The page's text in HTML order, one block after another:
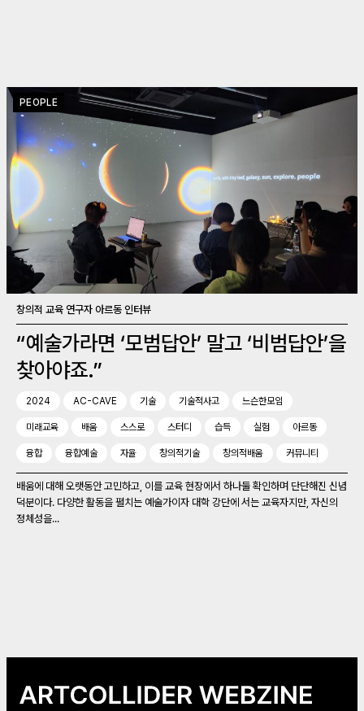
PEOPLE
창의적 교육 연구자 아르동 인터뷰
“예술가라면 ‘모범답안’ 말고 ‘비범답안’을
찾아야죠.”
2024 AC-CAVE 기술 기술적사고 느슨한모임
미래교육 배움 스스로 스터디 습득 실험 아르동
융합 융합예술 자율 창의적기술 창의적배움 커뮤니티
배움에 대해 오랫동안 고민하고, 이를 교육 현장에서 하나둘 확인하며 단단해진 신념
덕분이다. 다양한 활동을 펼치는 예술가이자 대학 강단에 서는 교육자지만, 자신의
정체성을...